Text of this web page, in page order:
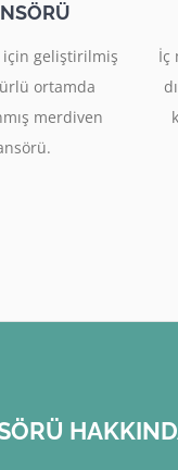
için geliştirilmiş
ortamda
merdiven
İç